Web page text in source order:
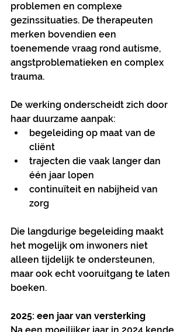
problemen en complexe
gezinssituaties. De therapeuten
merken bovendien een
toenemende vraag rond autisme,
angstproblematieken en complex
trauma.
De werking onderscheidt zich door
haar duurzame aanpak:
begeleiding op maat van de
cliënt
trajecten die vaak langer dan
één jaar lopen
continuïteit en nabijheid van
zorg
Die langdurige begeleiding maakt
het mogelijk om inwoners niet
alleen tijdelijk te ondersteunen,
maar ook echt vooruitgang te laten
boeken.
2025: een jaar van versterking